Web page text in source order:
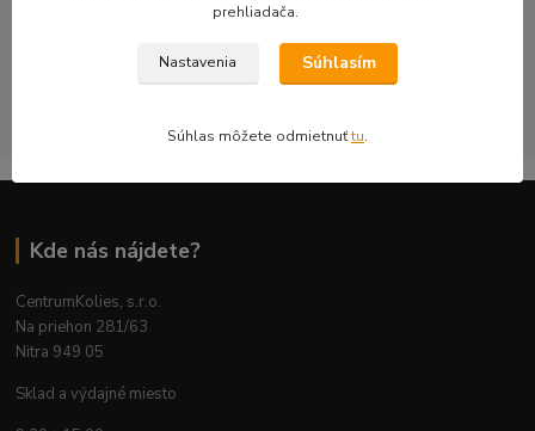
objednávku kontrolujeme s dôrazom na technickú správnosť,
CentrumKolies s.r.o. je majiteľom ochrannej známky číslo
Kde nás nájdete?
CentrumKolies, s.r.o.
Na priehon 281/63
Nitra 949 05
Sklad a výdajné miesto
prehliadača.
Nastavenia Súhlasím
Súhlas môžete odmietnuťtu.